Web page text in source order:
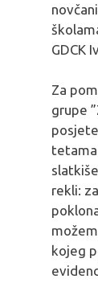
GDCK
Za
grupe
tetama
rekli:
kojeg